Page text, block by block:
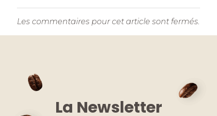
Les commentaires pour cet article sont fermés.
La Newsletter